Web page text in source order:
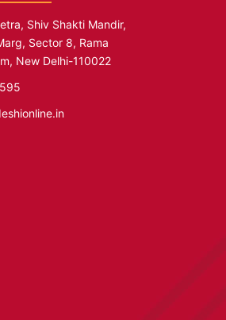
Shiv Shakti Mandir,
Sector 8, Rama
New Delhi-110022